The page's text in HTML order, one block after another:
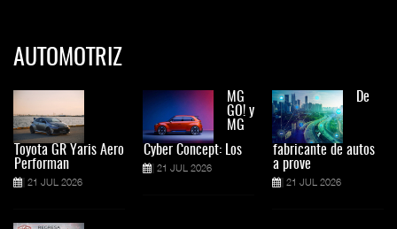
AUTOMOTRIZ
Toyota GR Yaris Aero
Performan
21 JUL 2026
MG
GO! y
MG
Cyber Concept: Los
21 JUL 2026
De
fabricante de autos
a prove
21 JUL 2026